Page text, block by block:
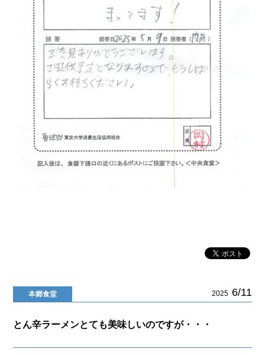
本郷食堂 2025 6/11
とん辛ラーメンとても美味しいのですが・・・